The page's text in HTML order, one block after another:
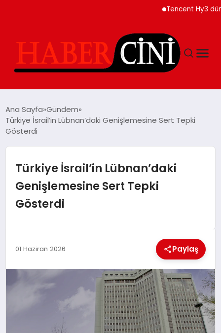
Tencent Hy3 dünya
YAŞAM
GÜNCEL
TEKNOLOJI
GENEL
Ana Sayfa Gündem
Türkiye İsrail’in Lübnan’daki Genişlemesine Sert Tepki
Gösterdi
Türkiye İsrail’in Lübnan’daki
Genişlemesine Sert Tepki
Gösterdi
01 Haziran 2026 Paylaş